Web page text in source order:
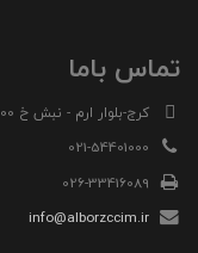
تماس باما
کرج-بلوار ارم - نبش خ 100 غربی - ساختمان آناهیتا
021-54401000
026-33416089
info@alborzccim.ir